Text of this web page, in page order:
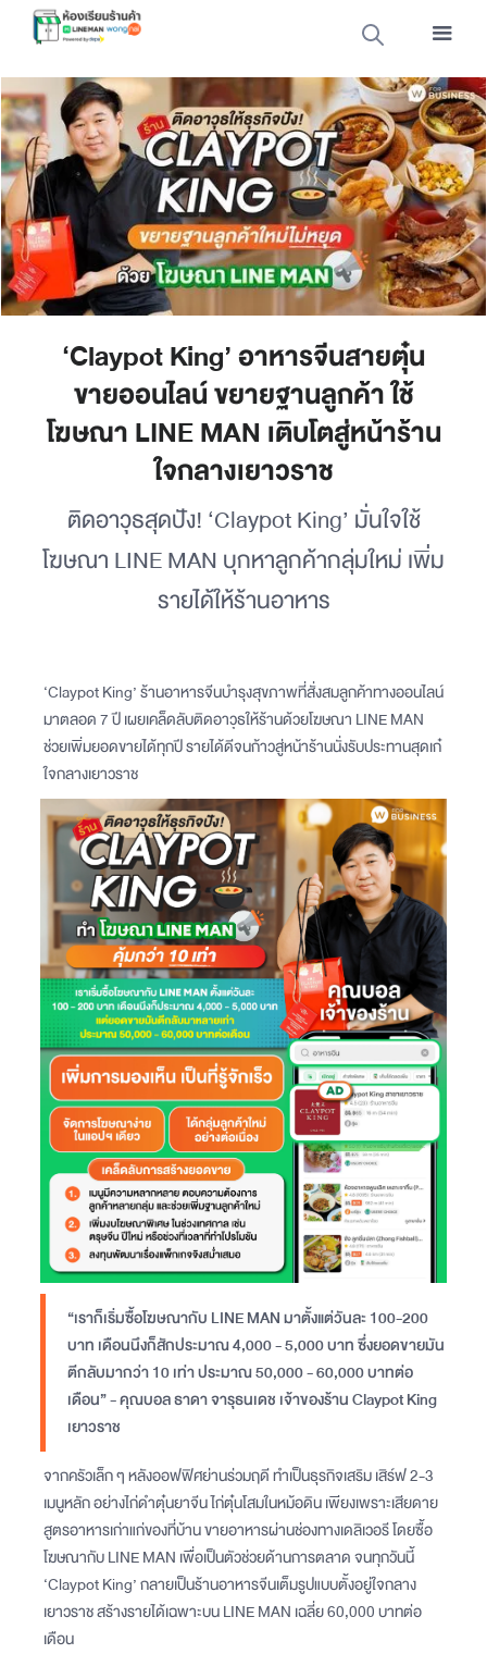
‘Claypot King’ อาหารจีนสายตุ๋น
ขายออนไลน์ ขยายฐานลูกค้า ใช้
โฆษณา LINE MAN เติบโตสู่หน้าร้าน
ใจกลางเยาวราช
ติดอาวุธสุดปัง! ‘Claypot King’ มั่นใจใช้
โฆษณา LINE MAN บุกหาลูกค้ากลุ่มใหม่ เพิ่ม
รายได้ให้ร้านอาหาร
‘Claypot King’ ร้านอาหารจีนบำรุงสุขภาพที่สั่งสมลูกค้าทางออนไลน์
มาตลอด 7 ปี เผยเคล็ดลับติดอาวุธให้ร้านด้วยโฆษณา LINE MAN
ช่วยเพิ่มยอดขายได้ทุกปี รายได้ดีจนก้าวสู่หน้าร้านนั่งรับประทานสุดเก๋
ใจกลางเยาวราช
“เราก็เริ่มซื้อโฆษณากับ LINE MAN มาตั้งแต่วันละ 100-200
บาท เดือนนึงก็สักประมาณ 4,000 - 5,000 บาท ซึ่งยอดขายมัน
ตีกลับมากว่า 10 เท่า ประมาณ 50,000 - 60,000 บาทต่อ
เดือน” - คุณบอล ธาดา จารุธนเดช เจ้าของร้าน Claypot King
เยาวราช
จากครัวเล็ก ๆ หลังออฟฟิศย่านร่วมฤดี ทำเป็นธุรกิจเสริม เสิร์ฟ 2-3
เมนูหลัก อย่างไก่ดำตุ๋นยาจีน ไก่ตุ๋นโสมในหม้อดิน เพียงเพราะเสียดาย
สูตรอาหารเก่าแก่ของที่บ้าน ขายอาหารผ่านช่องทางเดลิเวอรี โดยซื้อ
โฆษณากับ LINE MAN เพื่อเป็นตัวช่วยด้านการตลาด จนทุกวันนี้
‘Claypot King’ กลายเป็นร้านอาหารจีนเต็มรูปแบบตั้งอยู่ใจกลาง
เยาวราช สร้างรายได้เฉพาะบน LINE MAN เฉลี่ย 60,000 บาทต่อ
เดือน